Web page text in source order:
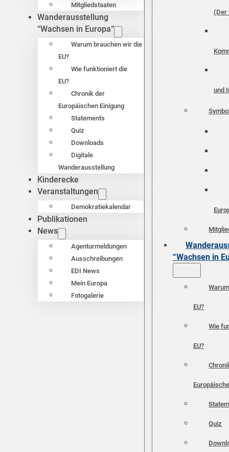
Mitgliedstaaten
Wanderausstellung
“Wachsen in Europa”
Warum brauchen wir die
EU?
Wie funktioniert die
EU?
Chronik der
Europäischen Einigung
Statements
Quiz
Downloads
Digitale
Wanderausstellung
Kinderecke
Veranstaltungen
Demokratiekalendar
Publikationen
News
Agenturmeldungen
Ausschreibungen
EDI News
Mein Europa
Fotogalerie
(Der
und
“Wachsen in
EU?
Wie
EU?
Quiz